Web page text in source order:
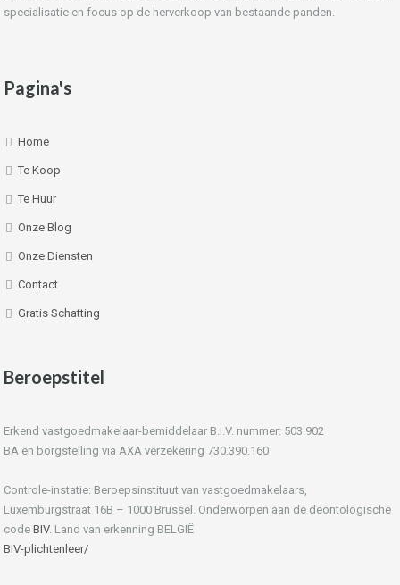
specialisatie en focus op de herverkoop van bestaande panden.
Pagina's
Home
Te Koop
Te Huur
Onze Blog
Onze Diensten
Contact
Gratis Schatting
Beroepstitel
Erkend vastgoedmakelaar-bemiddelaar B.I.V. nummer: 503.902
BA en borgstelling via AXA verzekering 730.390.160
Controle-instatie: Beroepsinstituut van vastgoedmakelaars,
Luxemburgstraat 16B – 1000 Brussel. Onderworpen aan de deontologische
code BIV. Land van erkenning BELGIË
BIV-plichtenleer/